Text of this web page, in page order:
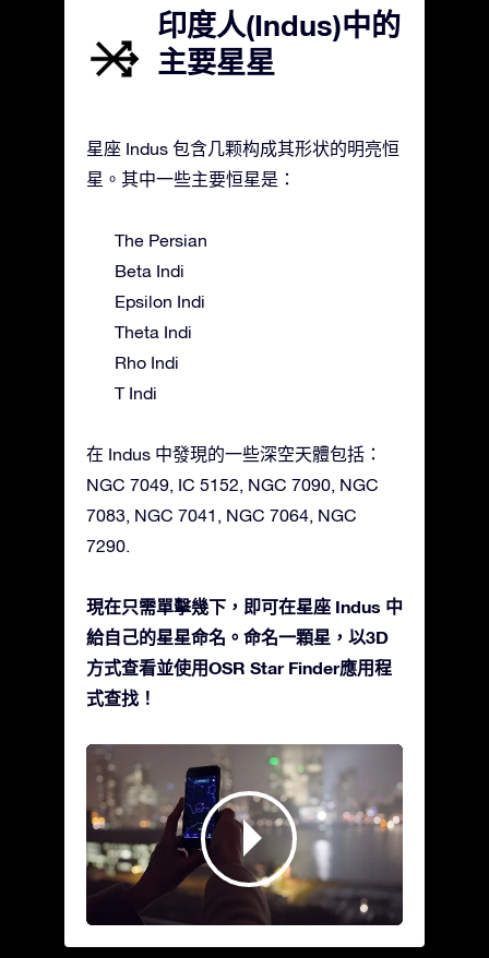
印度人(Indus)中的
主要星星
星座 Indus 包含几颗构成其形状的明亮恒
星。其中一些主要恒星是：
The Persian
Beta Indi
Epsilon Indi
Theta Indi
Rho Indi
T Indi
在 Indus 中發現的一些深空天體包括：
NGC 7049, IC 5152, NGC 7090, NGC
7083, NGC 7041, NGC 7064, NGC
7290.
現在只需單擊幾下，即可在星座 Indus 中
給自己的星星命名。命名一顆星，以3D
方式查看並使用OSR Star Finder應用程
式查找！